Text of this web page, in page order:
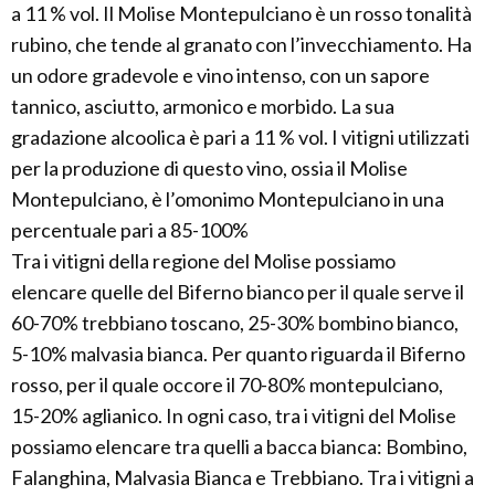
a 11 % vol. Il Molise Montepulciano è un rosso tonalità
rubino, che tende al granato con l’invecchiamento. Ha
un odore gradevole e vino intenso, con un sapore
tannico, asciutto, armonico e morbido. La sua
gradazione alcoolica è pari a 11 % vol. I vitigni utilizzati
per la produzione di questo vino, ossia il Molise
Montepulciano, è l’omonimo Montepulciano in una
percentuale pari a 85-100%
Tra i vitigni della regione del Molise possiamo
elencare quelle del Biferno bianco per il quale serve il
60-70% trebbiano toscano, 25-30% bombino bianco,
5-10% malvasia bianca. Per quanto riguarda il Biferno
rosso, per il quale occore il 70-80% montepulciano,
15-20% aglianico. In ogni caso, tra i vitigni del Molise
possiamo elencare tra quelli a bacca bianca: Bombino,
Falanghina, Malvasia Bianca e Trebbiano. Tra i vitigni a